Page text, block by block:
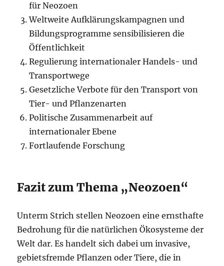
für Neozoen
Weltweite Aufklärungskampagnen und
Bildungsprogramme sensibilisieren die
Öffentlichkeit
Regulierung internationaler Handels- und
Transportwege
Gesetzliche Verbote für den Transport von
Tier- und Pflanzenarten
Politische Zusammenarbeit auf
internationaler Ebene
Fortlaufende Forschung
Fazit zum Thema „Neozoen“
Unterm Strich stellen Neozoen eine ernsthafte
Bedrohung für die natürlichen Ökosysteme der
Welt dar. Es handelt sich dabei um invasive,
gebietsfremde Pflanzen oder Tiere, die in